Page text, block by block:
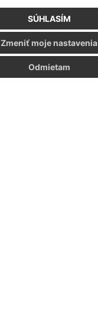
SÚHLASÍM
Odmietam
Zmeniť moje nastavenia
Navigácia:
Vytlačiť aktuálnu stránku
Mapa stránok
Cookies